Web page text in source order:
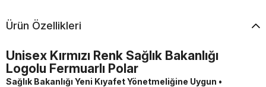
Ürün Özellikleri
Unisex Kırmızı Renk Sağlık Bakanlığı
Logolu Fermuarlı Polar
Sağlık Bakanlığı Yeni Kıyafet Yönetmeliğine Uygun •